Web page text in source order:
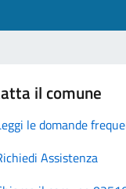
il comune
le domande
Assistenza